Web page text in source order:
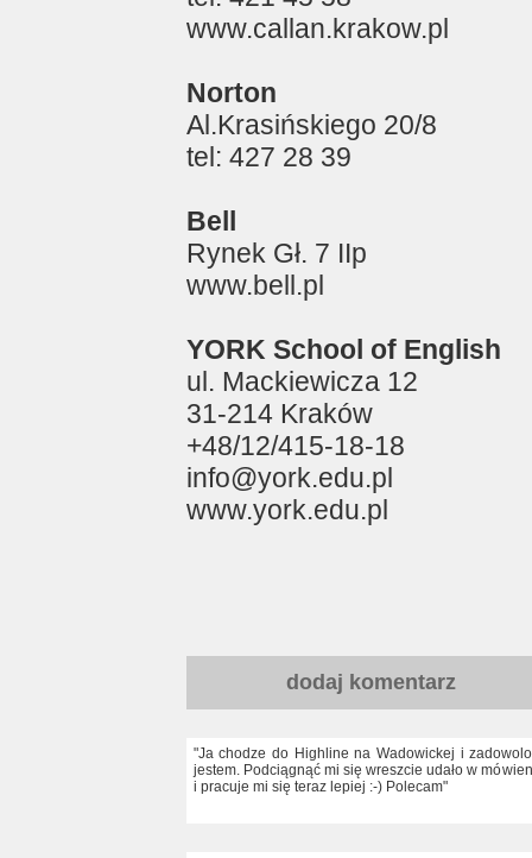
www.callan.krakow.pl
Norton
Al.Krasińskiego 20/8
tel: 427 28 39
Bell
Rynek Gł. 7 IIp
www.bell.pl
YORK School of English
ul. Mackiewicza 12
31-214 Kraków
+48/12/415-18-18
info@york.edu.pl
www.york.edu.pl
dodaj komentarz
"Ja chodze do Highline na Wadowickej i
jestem. Podciągnąć mi się wreszcie udało w
i pracuje mi się teraz lepiej :-) Polecam"